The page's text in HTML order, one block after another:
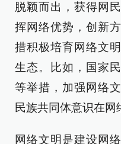
脱颖而出，获得网
挥网络优势，创新
措积极培育网络文
生态。比如，国家
等举措，加强网络
民族共同体意识在网
网络文明是建设网